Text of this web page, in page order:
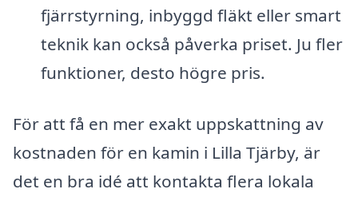
fjärrstyrning, inbyggd fläkt eller smart
teknik kan också påverka priset. Ju fler
funktioner, desto högre pris.
För att få en mer exakt uppskattning av
kostnaden för en kamin i Lilla Tjärby, är
det en bra idé att kontakta flera lokala